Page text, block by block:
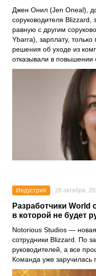
Джен Онил (Jen Oneal),
соруководителя Blizzard
равную с другим
Ybarra), зарплату,
решения об уходе из
отказывали в повышении
Индустрия 26 октября,
Разработчики World
в которой не будет
Notorious Studios — новая
сотрудники Blizzard . По
руководителей, а все
Команда уже заручилась